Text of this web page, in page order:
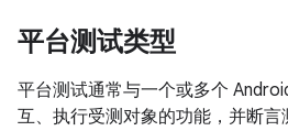
平台测试类型
平台测试通常与一个或多个
互、执行受测对象的功能，并断